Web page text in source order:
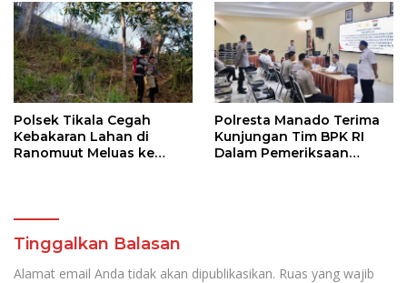
Polsek Tikala Cegah
Kebakaran Lahan di
Ranomuut Meluas ke
Polresta Manado Terima
Kunjungan Tim BPK RI
Dalam Pemeriksaan
Tinggalkan Balasan
Alamat email Anda tidak akan dipublikasikan. Ruas yang wajib